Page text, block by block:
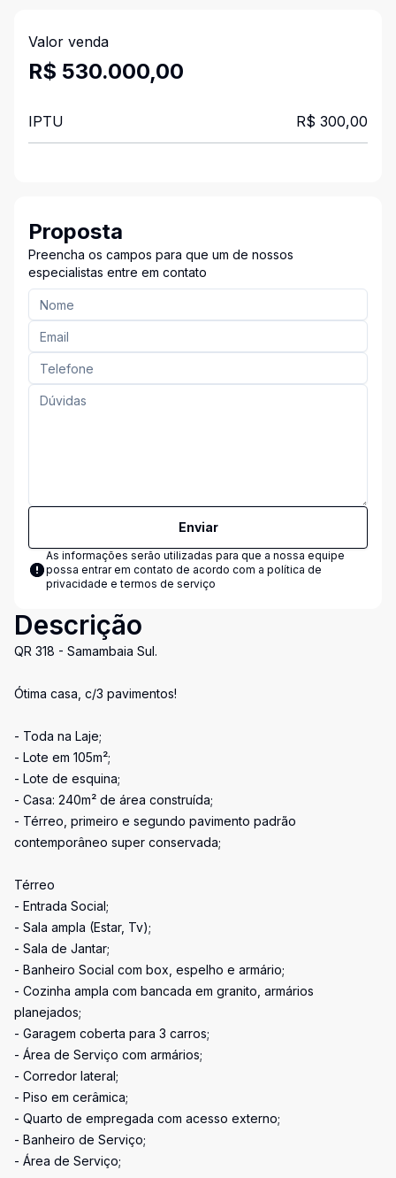
Valor venda
R$ 530.000,00
IPTU R$ 300,00
Proposta
Preencha os campos para que um de nossos
especialistas entre em contato
Enviar
As informações serão utilizadas para que a nossa equipe
possa entrar em contato de acordo com a política de
privacidade e termos de serviço
Descrição
QR 318 - Samambaia Sul.
Ótima casa, c/3 pavimentos!
- Toda na Laje;
- Lote em 105m²;
- Lote de esquina;
- Casa: 240m² de área construída;
- Térreo, primeiro e segundo pavimento padrão
contemporâneo super conservada;
Térreo
- Entrada Social;
- Sala ampla (Estar, Tv);
- Sala de Jantar;
- Banheiro Social com box, espelho e armário;
- Cozinha ampla com bancada em granito, armários
planejados;
- Garagem coberta para 3 carros;
- Área de Serviço com armários;
- Corredor lateral;
- Piso em cerâmica;
- Quarto de empregada com acesso externo;
- Banheiro de Serviço;
- Área de Serviço;